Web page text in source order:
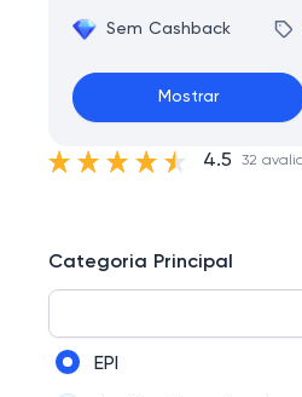
Sem Cashback
Mostrar
4.5 32
Categoria Principal
EPI